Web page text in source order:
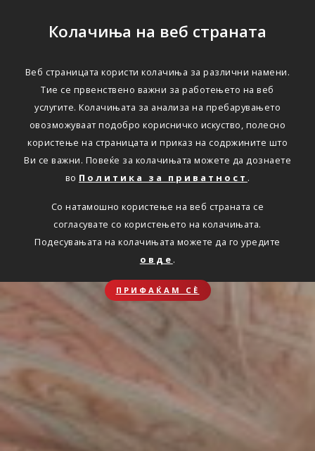
Колачиња на веб страната
Веб страницата користи колачиња за различни намени.
Тие се првенствено важни за работењето на веб
услугите. Колачињата за анализа на пребарувањето
овозможуваат подобро корисничко искуство, полесно
користење на страницата и приказ на содржините што
Ви се важни. Повеќе за колачињата можете да дознаете
во Политика за приватност .
Со натамошно користење на веб страната се
согласувате со користењето на колачињата.
Подесувањата на колачињата можете да го уредите
овде .
ПРИФАЌАМ СЀ